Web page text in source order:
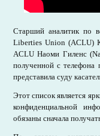
Старший аналитик по
Liberties Union (ACLU)
ACLU Наоми Гиленс
полученной с телефона
представила суду
Этот список является
конфиденциальной
обязаны сначала